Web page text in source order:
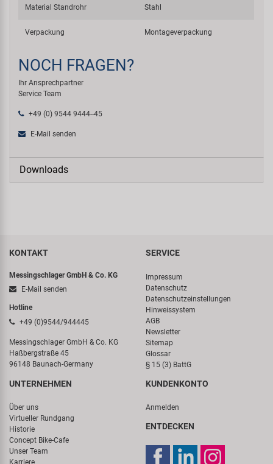
Material Standrohr Stahl
Verpackung Montageverpackung
NOCH FRAGEN?
Ihr Ansprechpartner
Service Team
+49 (0) 9544 9444--45
E-Mail senden
Downloads
KONTAKT
Messingschlager GmbH & Co. KG
E-Mail senden
Hotline
+49 (0)9544/944445
Messingschlager GmbH & Co. KG
Haßbergstraße 45
96148 Baunach-Germany
SERVICE
Impressum
Datenschutz
Datenschutzeinstellungen
Hinweissystem
AGB
Newsletter
Sitemap
Glossar
§ 15 (3) BattG
UNTERNEHMEN
Über uns
Virtueller Rundgang
Historie
Concept Bike-Cafe
Unser Team
KUNDENKONTO
Anmelden
ENTDECKEN